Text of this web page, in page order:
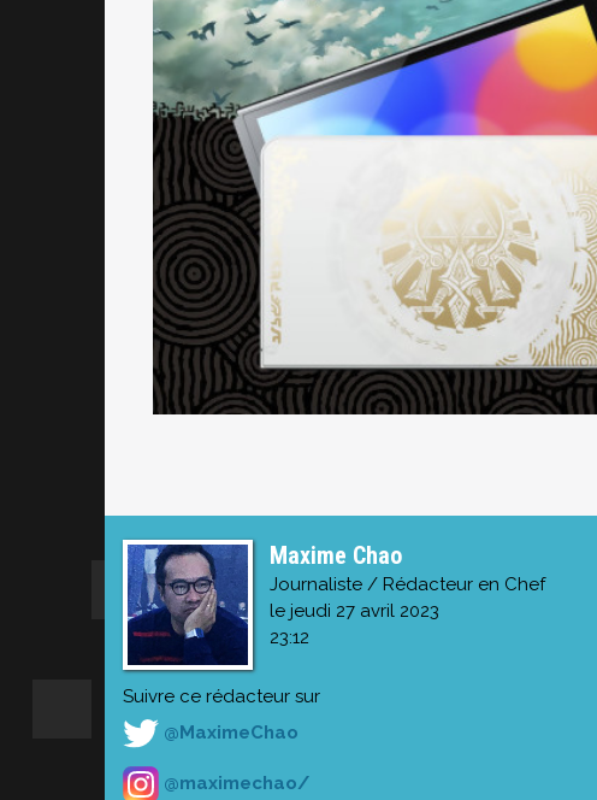
Maxime Chao
Journaliste / Rédacteur en Chef
le jeudi 27 avril 2023
23:12
Suivre ce rédacteur sur
@MaximeChao
@maximechao/